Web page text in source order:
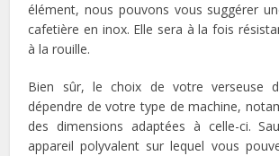
élément, nous pouvons vous suggérer
cafetière en inox. Elle sera à la fois
à la rouille.
Bien sûr, le choix de votre verseuse
dépendre de votre type de machine,
des dimensions adaptées à celle-ci.
appareil polyvalent sur lequel vous